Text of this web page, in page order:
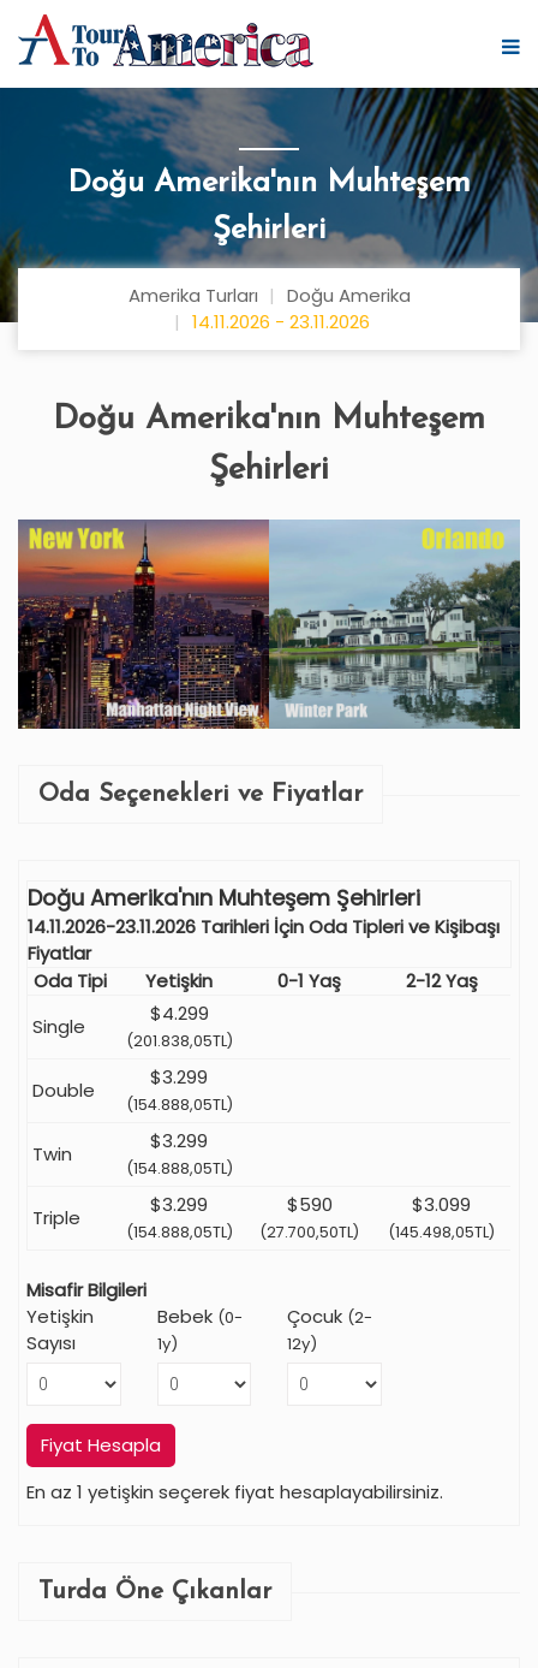
Doğu Amerika'nın Muhteşem
Şehirleri
Amerika Turları
Doğu Amerika
14.11.2026 - 23.11.2026
Doğu Amerika'nın Muhteşem
Şehirleri
Oda Seçenekleri ve Fiyatlar
Doğu Amerika'nın Muhteşem Şehirleri
14.11.2026-23.11.2026 Tarihleri İçin Oda Tipleri ve Kişibaşı
Fiyatlar
Oda Tipi
Yetişkin 0-1 Yaş
2-12 Yaş
Single
$4.299
(201.838,05TL)
Double
$3.299
(154.888,05TL)
Twin
$3.299
(154.888,05TL)
Triple
$3.299
(154.888,05TL)
$590
(27.700,50TL)
$3.099
(145.498,05TL)
Misafir Bilgileri
Yetişkin
Sayısı
Bebek (0-
1y)
Çocuk (2-
12y)
Fiyat Hesapla
En az 1 yetişkin seçerek fiyat hesaplayabilirsiniz.
Turda Öne Çıkanlar